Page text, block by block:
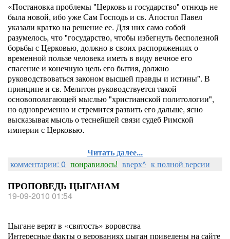
«Постановка проблемы "Церковь и государство" отнюдь не
была новой, ибо уже Сам Господь и св. Апостол Павел
указали кратко на решение ее. Для них само собой
разумелось, что "государство, чтобы избегнуть бесполезной
борьбы с Церковью, должно в своих распоряжениях о
временной пользе человека иметь в виду вечное его
спасение и конечную цель его бытия, должно
руководствоваться законом высшей правды и истины". В
принципе и св. Мелитон руководствуется такой
основополагающей мыслью "христианской политологии",
но одновременно и стремится развить его дальше, ясно
высказывая мысль о теснейшей связи судеб Римской
империи с Церковью.
Читать далее...
комментарии: 0 понравилось! вверх^ к полной версии
ПРОПОВЕДЬ ЦЫГАНАМ
19-09-2010 01:54
Цыгане верят в «святость» воровства
Интересные факты о верованиях цыган приведены на сайте